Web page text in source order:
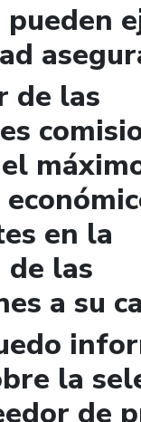
pueden
de las
en la
de las
a su
la
de